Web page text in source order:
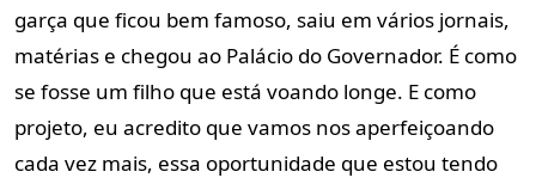
garça que ficou bem famoso, saiu em vários jornais,
matérias e chegou ao Palácio do Governador. É como
se fosse um filho que está voando longe. E como
projeto, eu acredito que vamos nos aperfeiçoando
cada vez mais, essa oportunidade que estou tendo